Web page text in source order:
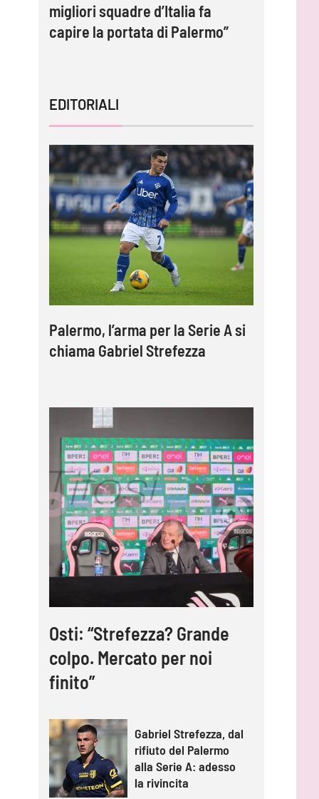
migliori squadre d’Italia fa
capire la portata di Palermo”
EDITORIALI
Palermo, l’arma per la Serie A si
chiama Gabriel Strefezza
Osti: “Strefezza? Grande
colpo. Mercato per noi
finito”
Gabriel Strefezza, dal
rifiuto del Palermo
alla Serie A: adesso
la rivincita